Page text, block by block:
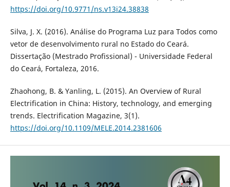
https://doi.org/10.9771/ns.v13i24.38838
Silva, J. X. (2016). Análise do Programa Luz para Todos como
vetor de desenvolvimento rural no Estado do Ceará.
Dissertação (Mestrado Profissional) - Universidade Federal
do Ceará, Fortaleza, 2016.
Zhaohong, B. & Yanling, L. (2015). An Overview of Rural
Electrification in China: History, technology, and emerging
trends. Electrification Magazine, 3(1).
https://doi.org/10.1109/MELE.2014.2381606